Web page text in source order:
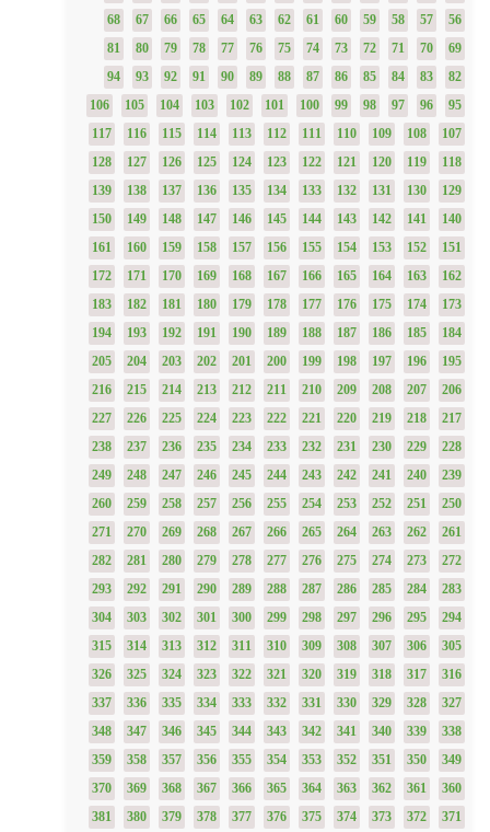
56
57
58
59
60
61
62
63
64
65
66
67
68
69
70
71
72
73
74
75
76
77
78
79
80
81
82
83
84
85
86
87
88
89
90
91
92
93
94
95
96
97
98
99
100
101
102
103
104
105
106
107
108
109
110
111
112
113
114
115
116
117
118
119
120
121
122
123
124
125
126
127
128
129
130
131
132
133
134
135
136
137
138
139
140
141
142
143
144
145
146
147
148
149
150
151
152
153
154
155
156
157
158
159
160
161
162
163
164
165
166
167
168
169
170
171
172
173
174
175
176
177
178
179
180
181
182
183
184
185
186
187
188
189
190
191
192
193
194
195
196
197
198
199
200
201
202
203
204
205
206
207
208
209
210
211
212
213
214
215
216
217
218
219
220
221
222
223
224
225
226
227
228
229
230
231
232
233
234
235
236
237
238
239
240
241
242
243
244
245
246
247
248
249
250
251
252
253
254
255
256
257
258
259
260
261
262
263
264
265
266
267
268
269
270
271
272
273
274
275
276
277
278
279
280
281
282
283
284
285
286
287
288
289
290
291
292
293
294
295
296
297
298
299
300
301
302
303
304
305
306
307
308
309
310
311
312
313
314
315
316
317
318
319
320
321
322
323
324
325
326
327
328
329
330
331
332
333
334
335
336
337
338
339
340
341
342
343
344
345
346
347
348
349
350
351
352
353
354
355
356
357
358
359
360
361
362
363
364
365
366
367
368
369
370
371
372
373
374
375
376
377
378
379
380
381